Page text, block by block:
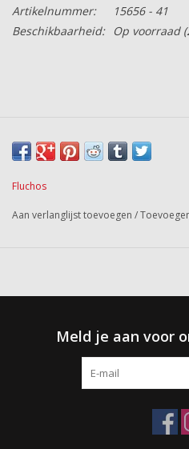
Artikelnummer:
15656 - 41
Beschikbaarheid:
Op voorraad
Fluchos
Aan verlanglijst toevoegen /
Meld je aan voor